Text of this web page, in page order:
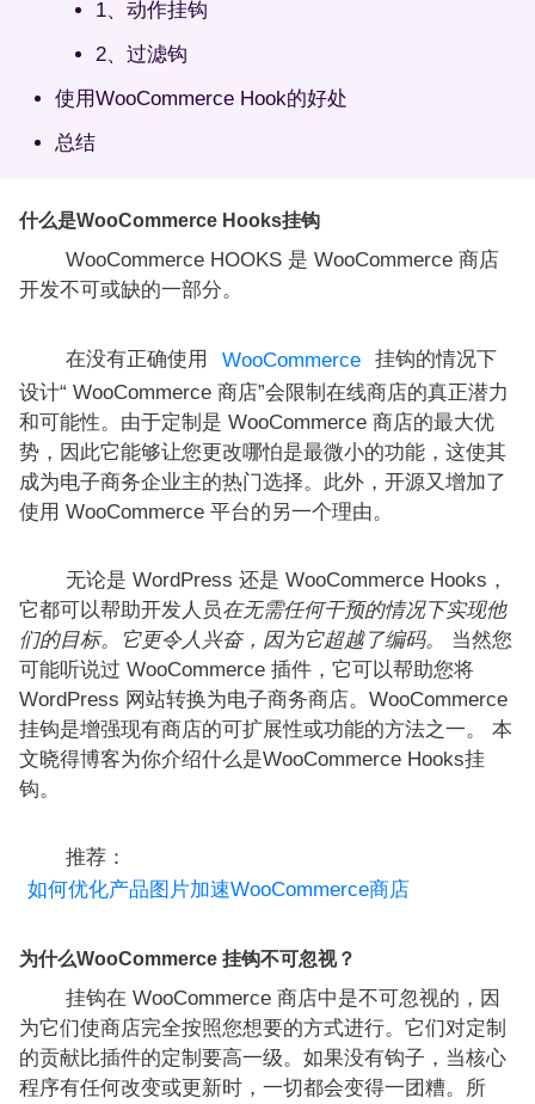
1、动作挂钩
2、过滤钩
使用WooCommerce Hook的好处
总结
什么是WooCommerce Hooks挂钩
WooCommerce HOOKS 是 WooCommerce 商店
开发不可或缺的一部分。
在没有正确使用 WooCommerce
挂钩的情况下
设计“ WooCommerce 商店”会限制在线商店的真正潜力
和可能性。由于定制是 WooCommerce 商店的最大优
势，因此它能够让您更改哪怕是最微小的功能，这使其
成为电子商务企业主的热门选择。此外，开源又增加了
使用 WooCommerce 平台的另一个理由。
无论是 WordPress 还是 WooCommerce Hooks，
它都可以帮助开发人员在无需任何干预的情况下实现他
们的目标。它更令人兴奋，因为它超越了编码。 当然您
可能听说过 WooCommerce 插件，它可以帮助您将
WordPress 网站转换为电子商务商店。WooCommerce
挂钩是增强现有商店的可扩展性或功能的方法之一。 本
文晓得博客为你介绍什么是WooCommerce Hooks挂
钩。
推荐：
如何优化产品图片加速WooCommerce商店
为什么WooCommerce 挂钩不可忽视？
挂钩在 WooCommerce 商店中是不可忽视的，因
为它们使商店完全按照您想要的方式进行。它们对定制
的贡献比插件的定制要高一级。如果没有钩子，当核心
程序有任何改变或更新时，一切都会变得一团糟。所